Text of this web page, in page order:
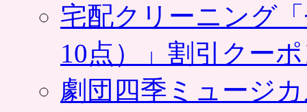
宅配クリーニング
10点）」割引クー
劇団四季ミュージ